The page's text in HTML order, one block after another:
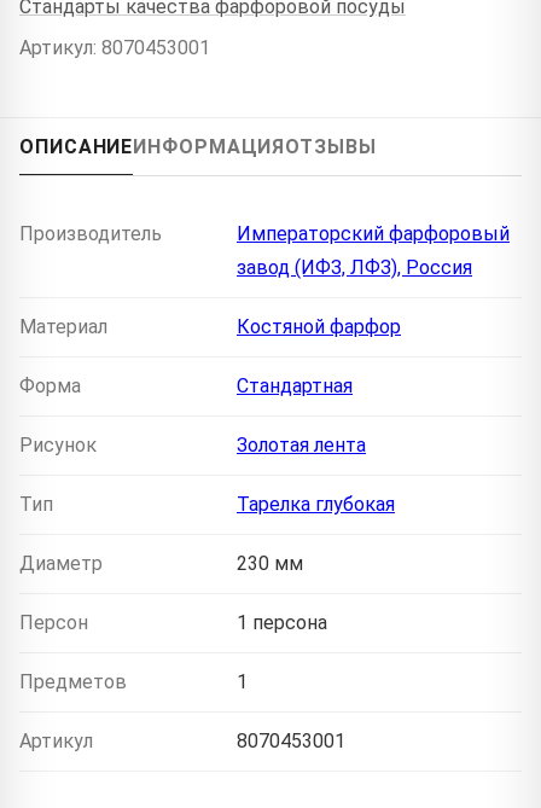
Стандарты качества фарфоровой посуды
Артикул: 8070453001
ОПИСАНИЕИНФОРМАЦИЯОТЗЫВЫ
Производитель
Императорский фарфоровый
завод (ИФЗ, ЛФЗ), Россия
Материал Костяной фарфор
Форма Стандартная
Рисунок Золотая лента
Тип Тарелка глубокая
Диаметр 230 мм
Персон 1 персона
Предметов 1
Артикул 8070453001